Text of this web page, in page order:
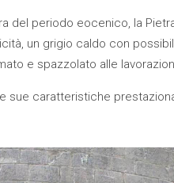
del periodo eocenico, la
un grigio caldo con
e spazzolato alle
sue caratteristiche